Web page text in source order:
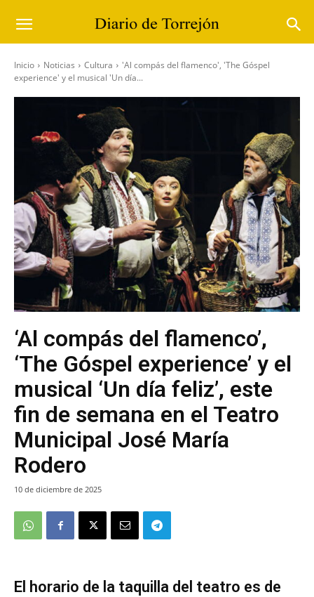
Inicio Noticias Cultura
'Al compás del flamenco', 'The Góspel
experience' y el musical 'Un día...
‘Al compás del flamenco’,
‘The Góspel experience’ y el
musical ‘Un día feliz’, este
fin de semana en el Teatro
Municipal José María
Rodero
10 de diciembre de 2025
El horario de la taquilla del teatro es de